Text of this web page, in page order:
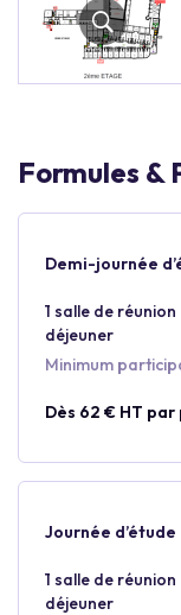
Formules &
Demi-journée
1 salle de
déjeuner
Minimum
Dès 62 € HT par
Journée d’étude
1 salle de
déjeuner